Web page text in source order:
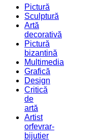
Pictură
Sculptură
Artă
decorativă
Pictură
bizantină
Multimedia
Grafică
Design
Critică
de
artă
Artist
orfevrar-
bijutier